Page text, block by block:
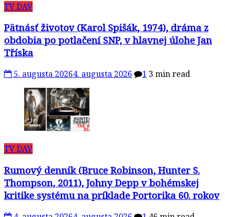
TV DAV
Pätnásť životov (Karol Spišák, 1974), dráma z
obdobia po potlačení SNP, v hlavnej úlohe Jan
Tříska
5. augusta 20264. augusta 2026 1 3 min read
TV DAV
Rumový denník (Bruce Robinson, Hunter S.
Thompson, 2011), Johny Depp v bohémskej
kritike systému na príklade Portorika 60. rokov